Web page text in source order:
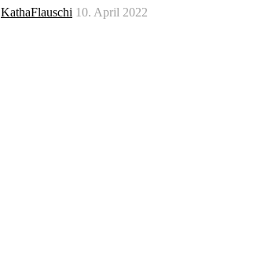
KathaFlauschi 10. April 2022